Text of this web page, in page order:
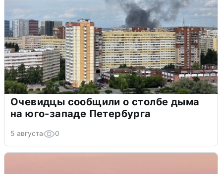
Очевидцы сообщили о столбе дыма
на юго-западе Петербурга
5 августа 0